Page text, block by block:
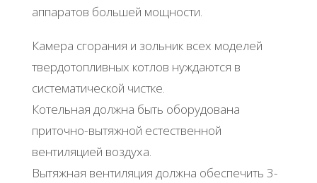
аппаратов большей мощности.
Камера сгорания и зольник всех моделей
твердотопливных котлов нуждаются в
систематической чистке.
Котельная должна быть оборудована
приточно-вытяжной естественной
вентиляцией воздуха.
Вытяжная вентиляция должна обеспечить 3-